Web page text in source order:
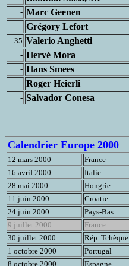
- Marc Geenen
- Grégory Lefort
35 Valerio Anghetti
- Hervé Mora
- Hans Smees
- Roger Heierli
- Salvador Conesa
Calendrier Europe 2000
12 mars 2000 France
16 avril 2000
Italie
28 mai 2000
Hongrie
11 juin 2000
Croatie
24 juin 2000
Pays-Bas
9 juillet 2000
France
30 juillet 2000
Rép. Tchèque
1 octobre 2000
Portugal
8 octobre 2000
Espagne